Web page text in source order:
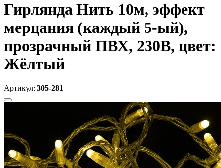
Гирлянда Нить 10м, эффект
мерцания (каждый 5-ый),
прозрачный ПВХ, 230В, цвет:
Жёлтый
Артикул: 305-281